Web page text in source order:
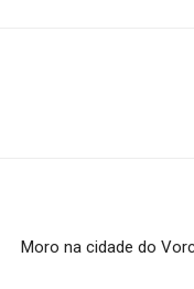
Moro na cidade do